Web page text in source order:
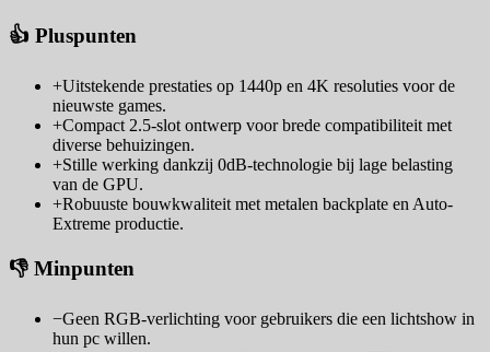
👍 Pluspunten
+Uitstekende prestaties op 1440p en 4K resoluties voor de
nieuwste games.
+Compact 2.5-slot ontwerp voor brede compatibiliteit met
diverse behuizingen.
+Stille werking dankzij 0dB-technologie bij lage belasting
van de GPU.
+Robuuste bouwkwaliteit met metalen backplate en Auto-
Extreme productie.
👎 Minpunten
−Geen RGB-verlichting voor gebruikers die een lichtshow in
hun pc willen.